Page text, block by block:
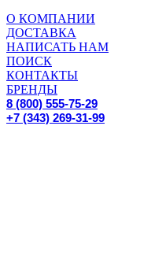
О КОМПАНИИ
ДОСТАВКА
НАПИСАТЬ НАМ
ПОИСК
КОНТАКТЫ
БРЕНДЫ
8 (800) 555-75-29
+7 (343) 269-31-99